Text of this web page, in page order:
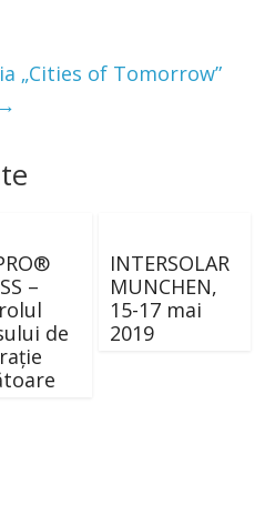
„Cities of Tomorrow”
→
–
de
INTERSOLAR
MUNCHEN,
15-17 mai
2019